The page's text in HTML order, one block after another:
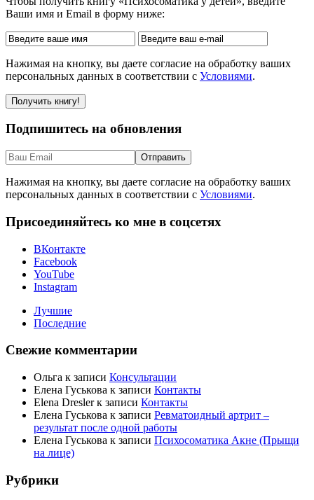
Ваши имя и Email в форму ниже:
Нажимая на кнопку, вы даете согласие на обработку ваших
персональных данных в соответствии с Условиями.
Подпишитесь на обновления
Нажимая на кнопку, вы даете согласие на обработку ваших
персональных данных в соответствии с Условиями.
Присоединяйтесь ко мне в соцсетях
ВКонтакте
Facebook
YouTube
Instagram
Лучшие
Последние
Свежие комментарии
Ольга к записи Консультации
Елена Гуськова к записи Контакты
Elena Dreslerк записи Контакты
Елена Гуськова к записи Ревматоидный артрит –
результат после одной работы
Елена Гуськова к записи Психосоматика Акне (Прыщи
на лице)
Рубрики